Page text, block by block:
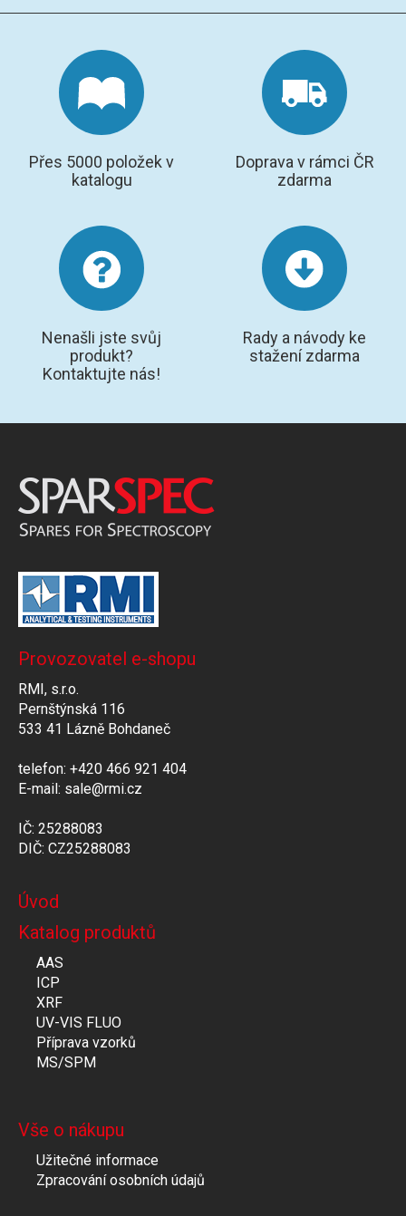
SPEKTROFOTOMETRY
KYVETY
PŘÍPRAVA VZORKŮ
OTEVŘENÝ ROZKLAD
MIKROVLNNÝ ROZKLAD
TLAKOVÉ AUTOKLÁVY
REAKČNÍ AUTOKLÁVY
TAVENÍ
LISOVÁNÍ
MS/SPM
PŘÍSLUŠENSTVÍ PRO MS
SUBSTRÁTY
SNOM
KALIBRACE
RAMAN
Přes 5000 položek v
katalogu
Doprava v rámci ČR
zdarma
Nenašli jste svůj
produkt?
Kontaktujte nás!
Rady a návody ke
stažení zdarma
Provozovatel e-shopu
RMI, s.r.o.
Pernštýnská 116
533 41 Lázně Bohdaneč
telefon: +420 466 921 404
E-mail: sale@rmi.cz
IČ: 25288083
DIČ: CZ25288083
Úvod
Katalog produktů
AAS
ICP
XRF
UV-VIS FLUO
Příprava vzorků
MS/SPM
Vše o nákupu
Užitečné informace
Zpracování osobních údajů